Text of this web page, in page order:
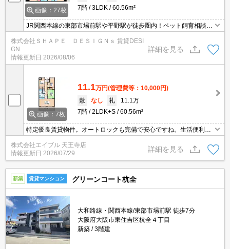
画像：27枚
7階
3LDK 60.56m²
JR関西本線の東部市場前駅や平野駅が徒歩圏内！ペット飼育相談可
能「Serie天王寺東」 オートロック付のマンション！洋室と和室が
あり、ファミリー様にオススメの間取りです。
株式会社ＳＨＡＰＥ ＤＥＳＩＧＮｓ 賃貸DESI
GN
情報更新日 2026/08/06
詳細を見る
画像：7枚
11.1万円(管理費等：10,000円)
敷
なし 礼
11.1万
7階
2LDK+S 60.56m²
特定優良賃貸物件。オートロックも完備で安心ですね。生活便利な
立地です。ぜひお問い合わせください!。
株式会社エイブル 天王寺店
情報更新日 2026/07/29
詳細を見る
新築 賃貸マンション グリーンコート杭全
大和路線・関西本線/東部市場前駅 徒歩7分
大阪府大阪市東住吉区杭全４丁目
新築
3階建